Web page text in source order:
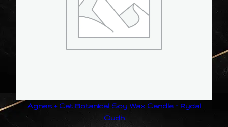
Agnes + Cat Botanical Soy Wax Candle – Rydal
Oudh